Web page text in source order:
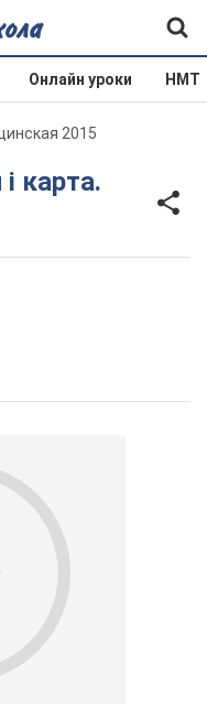
Онлайн уроки НМТ
2015